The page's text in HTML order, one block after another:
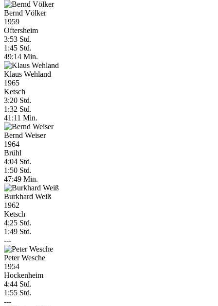
Bernd Völker
1959
Oftersheim
3:53 Std.
1:45 Std.
49:14 Min.
Klaus Wehland
1965
Ketsch
3:20 Std.
1:32 Std.
41:11 Min.
Bernd Weiser
1964
Brühl
4:04 Std.
1:50 Std.
47:49 Min.
Burkhard Weiß
1962
Ketsch
4:25 Std.
1:49 Std.
---
Peter Wesche
1954
Hockenheim
4:44 Std.
1:55 Std.
---